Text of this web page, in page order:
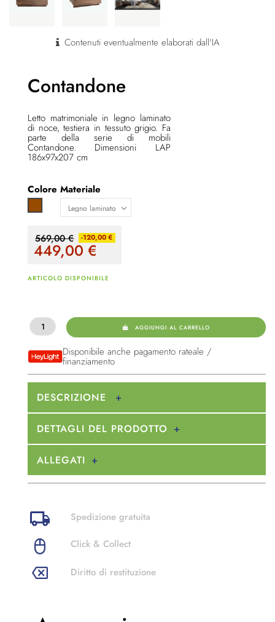
Contenuti eventualmente elaborati dall'IA
Contandone
Letto matrimoniale in legno laminato
di noce, testiera in tessuto grigio. Fa
parte della serie di mobili
Contandone. Dimensioni LAP
186x97x207 cm
Colore Materiale
569,00 € -120,00 €
449,00€
ARTICOLO DISPONIBILE
AGGIUNGI AL CARRELLO
Disponibile anche pagamento rateale /
finanziamento
DESCRIZIONE
DETTAGLI DEL PRODOTTO
ALLEGATI
Spedizione gratuita
Click & Collect
Diritto di restituzione